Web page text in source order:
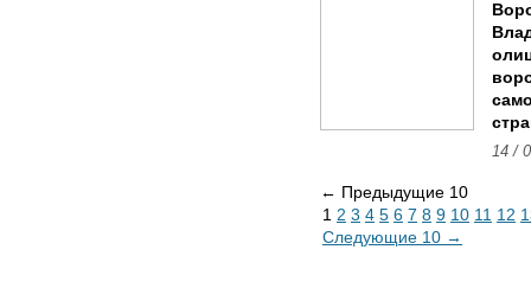
14 /
← Предыдущие 10
1 2 3 4 5 6 7 8 9 10 11 12
Следующие 10 →